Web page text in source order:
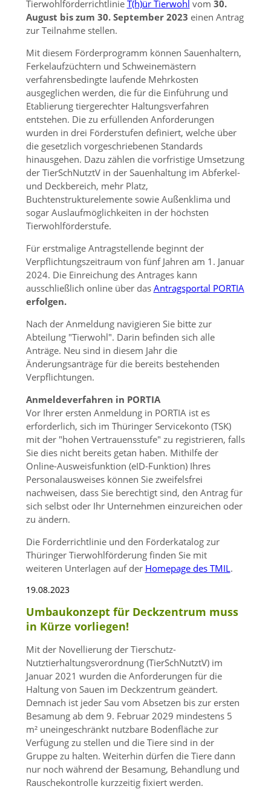
Tierwohlförderrichtlinie T(h)ür Tierwohl vom 30.
August bis zum 30. September 2023 einen Antrag
zur Teilnahme stellen.
Mit diesem Förderprogramm können Sauenhaltern,
Ferkelaufzüchtern und Schweinemästern
verfahrensbedingte laufende Mehrkosten
ausgeglichen werden, die für die Einführung und
Etablierung tiergerechter Haltungsverfahren
entstehen. Die zu erfüllenden Anforderungen
wurden in drei Förderstufen definiert, welche über
die gesetzlich vorgeschriebenen Standards
hinausgehen. Dazu zählen die vorfristige Umsetzung
der TierSchNutztV in der Sauenhaltung im Abferkel-
und Deckbereich, mehr Platz,
Buchtenstrukturelemente sowie Außenklima und
sogar Auslaufmöglichkeiten in der höchsten
Tierwohlförderstufe.
Für erstmalige Antragstellende beginnt der
Verpflichtungszeitraum von fünf Jahren am 1. Januar
2024. Die Einreichung des Antrages kann
ausschließlich online über das Antragsportal PORTIA
erfolgen.
Nach der Anmeldung navigieren Sie bitte zur
Abteilung Tierwohl . Darin befinden sich alle
Anträge. Neu sind in diesem Jahr die
Änderungsanträge für die bereits bestehenden
Verpflichtungen.
Anmeldeverfahren in PORTIA
Vor Ihrer ersten Anmeldung in PORTIA ist es
erforderlich, sich im Thüringer Servicekonto (TSK)
mit der hohen Vertrauensstufe zu registrieren, falls
Sie dies nicht bereits getan haben. Mithilfe der
Online-Ausweisfunktion (eID-Funktion) Ihres
Personalausweises können Sie zweifelsfrei
nachweisen, dass Sie berechtigt sind, den Antrag für
sich selbst oder Ihr Unternehmen einzureichen oder
zu ändern.
Die Förderrichtlinie und den Förderkatalog zur
Thüringer Tierwohlförderung finden Sie mit
weiteren Unterlagen auf der Homepage des TMIL.
19.08.2023
Umbaukonzept für Deckzentrum muss
in Kürze vorliegen!
Mit der Novellierung der Tierschutz-
Nutztierhaltungsverordnung (TierSchNutztV) im
Januar 2021 wurden die Anforderungen für die
Haltung von Sauen im Deckzentrum geändert.
Demnach ist jeder Sau vom Absetzen bis zur ersten
Besamung ab dem 9. Februar 2029 mindestens 5
m² uneingeschränkt nutzbare Bodenfläche zur
Verfügung zu stellen und die Tiere sind in der
Gruppe zu halten. Weiterhin dürfen die Tiere dann
nur noch während der Besamung, Behandlung und
Rauschekontrolle kurzzeitig fixiert werden.